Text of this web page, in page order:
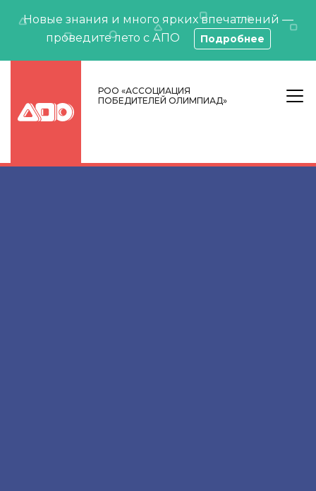
Новые знания и много ярких впечатлений —
проведите лето с АПО
Подробнее
РОО «АССОЦИАЦИЯ
ПОБЕДИТЕЛЕЙ ОЛИМПИАД»